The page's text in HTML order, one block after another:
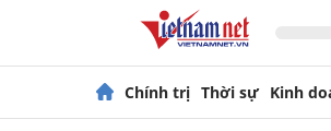
Chính trị Thời sự Kinh